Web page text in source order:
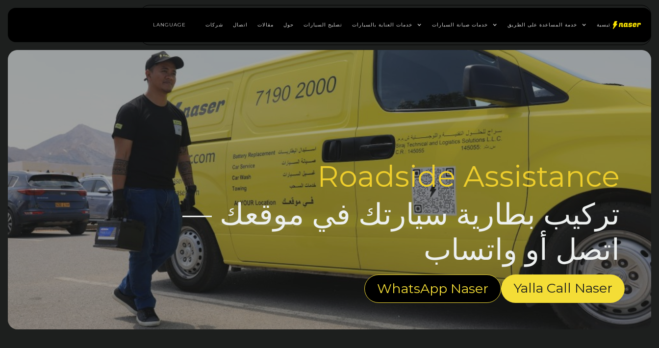
الصفحة الرئيسية خدمة المساعدة على الطريق خدمات صيانة السيارات خدمات العناية بالسيارات تصليح السيارات حول مقالات اتصال شركات LANGUAGE
Roadside Assistance
تركيب بطارية سيارتك في موقعك —
اتصل أو واتساب
Yalla Call Naser
WhatsApp Naser